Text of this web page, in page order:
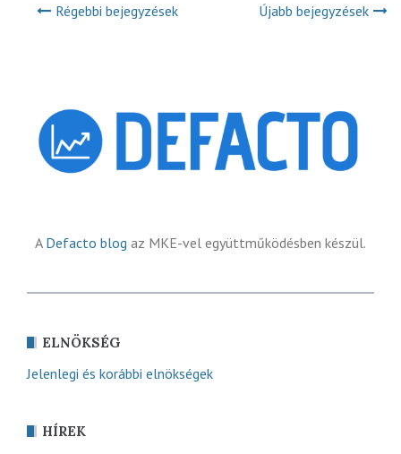
Régebbi bejegyzések Újabb bejegyzések
A Defacto blog az MKE-vel együttműködésben készül.
ELNÖKSÉG
Jelenlegi és korábbi elnökségek
HÍREK